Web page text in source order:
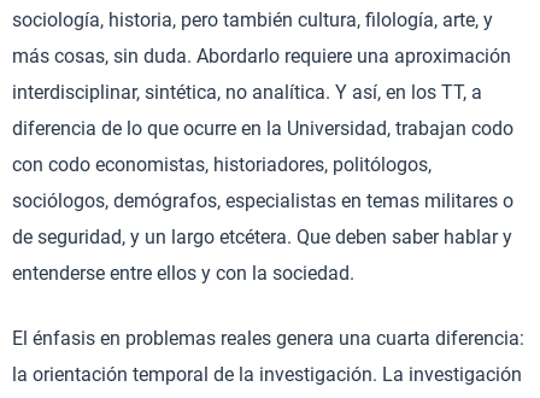
sociología, historia, pero también cultura, filología, arte, y
más cosas, sin duda. Abordarlo requiere una aproximación
interdisciplinar, sintética, no analítica. Y así, en los TT, a
diferencia de lo que ocurre en la Universidad, trabajan codo
con codo economistas, historiadores, politólogos,
sociólogos, demógrafos, especialistas en temas militares o
de seguridad, y un largo etcétera. Que deben saber hablar y
entenderse entre ellos y con la sociedad.
El énfasis en problemas reales genera una cuarta diferencia:
la orientación temporal de la investigación. La investigación